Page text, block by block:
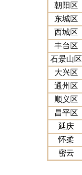
朝阳区
东城区
西城区
丰台区
石景山区
大兴区
通州区
顺义区
昌平区
延庆
怀柔
密云